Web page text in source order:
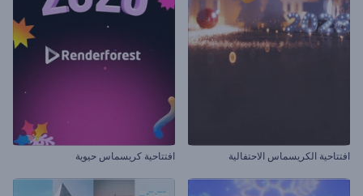
افتتاحية الكريسماس الاحتفالية افتتاحية كريسماس حيوية